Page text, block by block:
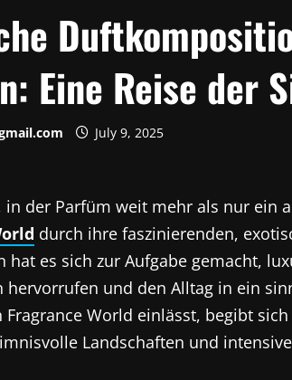
Eine Reise der
July 9, 2025
in der Parfüm weit mehr als nur ein
durch ihre faszinierenden,
hat es sich zur Aufgabe gemacht,
hervorrufen und den Alltag in ein
Fragrance World einlässt, begibt
Landschaften und